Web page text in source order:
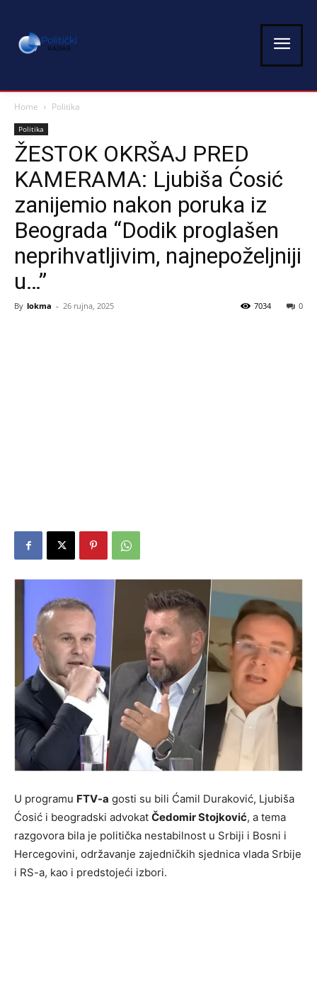
Home Politika
Politika
ŽESTOK OKRŠAJ PRED
KAMERAMA: Ljubiša Ćosić
zanijemio nakon poruka iz
Beograda “Dodik proglašen
neprihvatljivim, najnepoželjniji
u…”
By lokma - 26 rujna, 2025 0
7034
U programu FTV-a gosti su bili Ćamil Duraković, Ljubiša
Ćosić i beogradski advokat Čedomir Stojković, a tema
razgovora bila je politička nestabilnost u Srbiji i Bosni i
Hercegovini, održavanje zajedničkih sjednica vlada Srbije
i RS-a, kao i predstojeći izbori.